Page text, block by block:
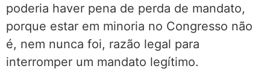
poderia haver pena de perda de mandato,
porque estar em minoria no Congresso não
é, nem nunca foi, razão legal para
interromper um mandato legítimo.